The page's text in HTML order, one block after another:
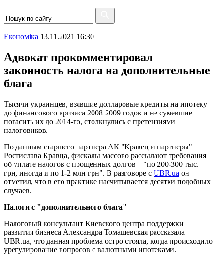
Економіка 13.11.2021 16:30
Адвокат прокомментировал
законность налога на дополнительные
блага
Тысячи украинцев, взявшие долларовые кредиты на ипотеку
до финансового кризиса 2008-2009 годов и не сумевшие
погасить их до 2014-го, столкнулись с претензиями
налоговиков.
По данным старшего партнера АК "Кравец и партнеры"
Ростислава Кравца, фискалы массово рассылают требования
об уплате налогов с прощенных долгов – "по 200-300 тыс.
грн, иногда и по 1-2 млн грн". В разговоре с UBR.ua он
отметил, что в его практике насчитывается десятки подобных
случаев.
Налоги с "дополнительного блага"
Налоговый консультант Киевского центра поддержки
развития бизнеса Александра Томашевская рассказала
UBR.ua, что данная проблема остро стояла, когда происходило
урегулирование вопросов с валютными ипотеками.